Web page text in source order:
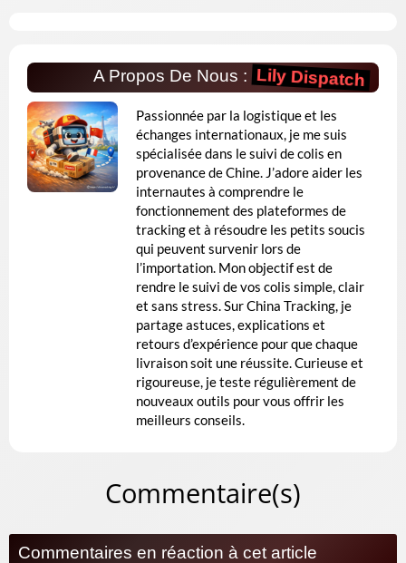
A Propos De Nous : Lily Dispatch
Passionnée par la logistique et les
échanges internationaux, je me suis
spécialisée dans le suivi de colis en
provenance de Chine. J’adore aider les
internautes à comprendre le
fonctionnement des plateformes de
tracking et à résoudre les petits soucis
qui peuvent survenir lors de
l’importation. Mon objectif est de
rendre le suivi de vos colis simple, clair
et sans stress. Sur China Tracking, je
partage astuces, explications et
retours d’expérience pour que chaque
livraison soit une réussite. Curieuse et
rigoureuse, je teste régulièrement de
nouveaux outils pour vous offrir les
meilleurs conseils.
Commentaire(s)
Commentaires en réaction à cet article